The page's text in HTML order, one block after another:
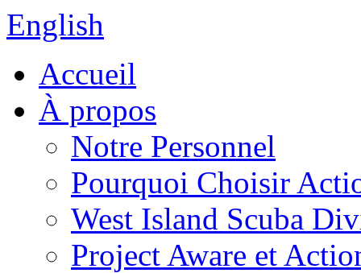
English
Accueil
À propos
Notre Personnel
Pourquoi Choisir
West Island Scuba
Project Aware et